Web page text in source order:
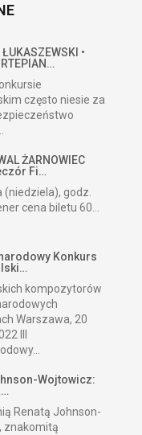
ŁUKASZEWSKI •
często niesie za
ŻARNOWIEC
Fi…
(niedziela), godz.
cena biletu 60...
Konkurs
kompozytorów
Warszawa, 20
III
Wojtowicz:
Johnson-
znakomitą